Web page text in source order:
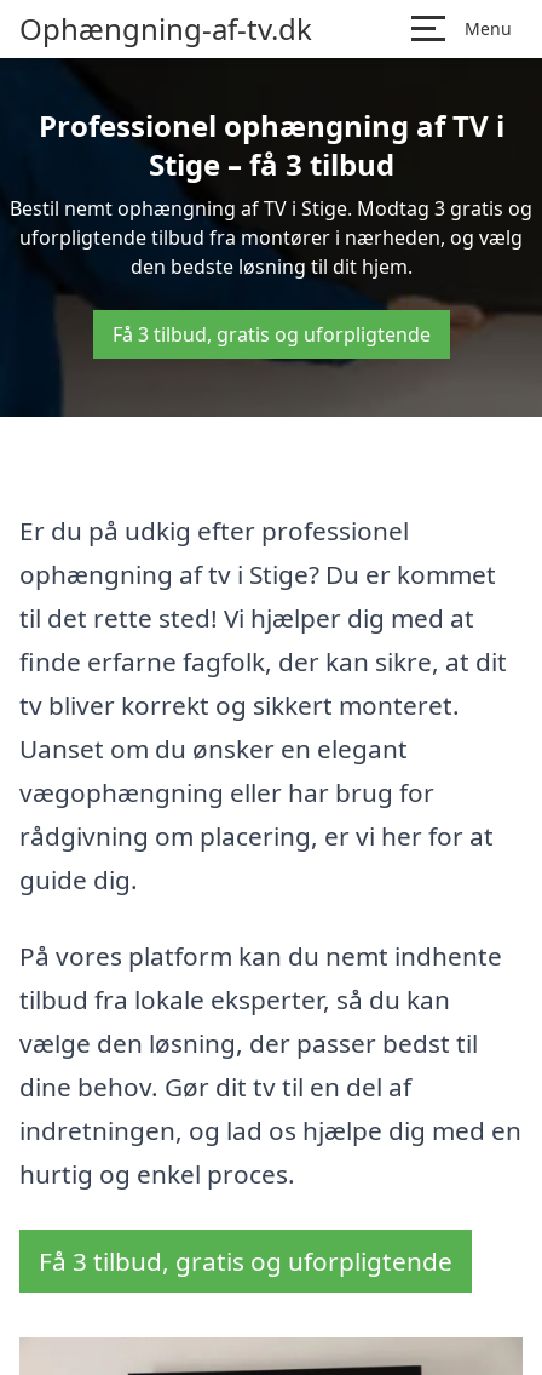
Ophængning-af-tv.dk Menu
Professionel ophængning af TV i
Stige – få 3 tilbud
Bestil nemt ophængning af TV i Stige. Modtag 3 gratis og
uforpligtende tilbud fra montører i nærheden, og vælg
den bedste løsning til dit hjem.
Få 3 tilbud, gratis og uforpligtende
Er du på udkig efter professionel
ophængning af tv i Stige? Du er kommet
til det rette sted! Vi hjælper dig med at
finde erfarne fagfolk, der kan sikre, at dit
tv bliver korrekt og sikkert monteret.
Uanset om du ønsker en elegant
vægophængning eller har brug for
rådgivning om placering, er vi her for at
guide dig.
På vores platform kan du nemt indhente
tilbud fra lokale eksperter, så du kan
vælge den løsning, der passer bedst til
dine behov. Gør dit tv til en del af
indretningen, og lad os hjælpe dig med en
hurtig og enkel proces.
Få 3 tilbud, gratis og uforpligtende